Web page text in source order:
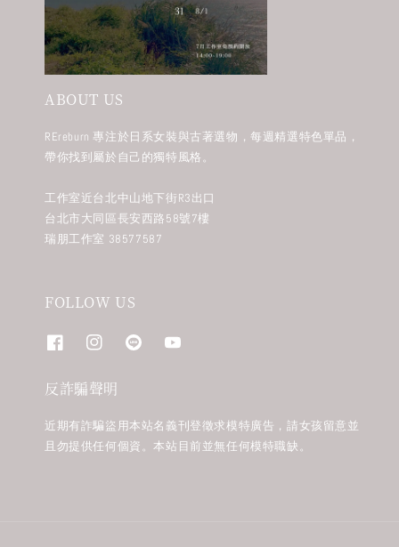
ABOUT US
REreburn 專注於日系女裝與古著選物，每週精選特色單品，
帶你找到屬於自己的獨特風格。
工作室近台北中山地下街R3出口
台北市大同區長安西路58號7樓
瑞朋工作室 38577587
FOLLOW US
反詐騙聲明
近期有詐騙盜用本站名義刊登徵求模特廣告，請女孩留意並
且勿提供任何個資。本站目前並無任何模特職缺。